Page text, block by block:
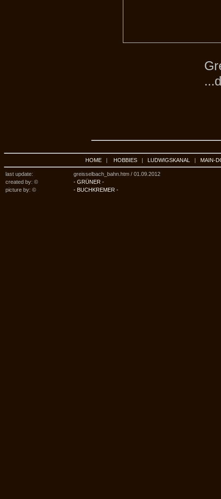
HOME | HOBBIES | LUDWIGSKANAL | MAIN-
last update: greisselbach_bahn.htm / 01.09.2012
created by: ©
- GRÜNER -
picture by: ©
- BUCHKREMER -